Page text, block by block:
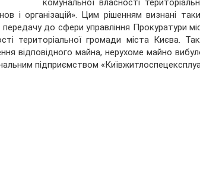
комунальної власності
і організацій». Цим рішенням визнані
передачу до сфери управління Прокуратури
територіальної громади міста Києва.
відповідного майна, нерухоме майно
підприємством